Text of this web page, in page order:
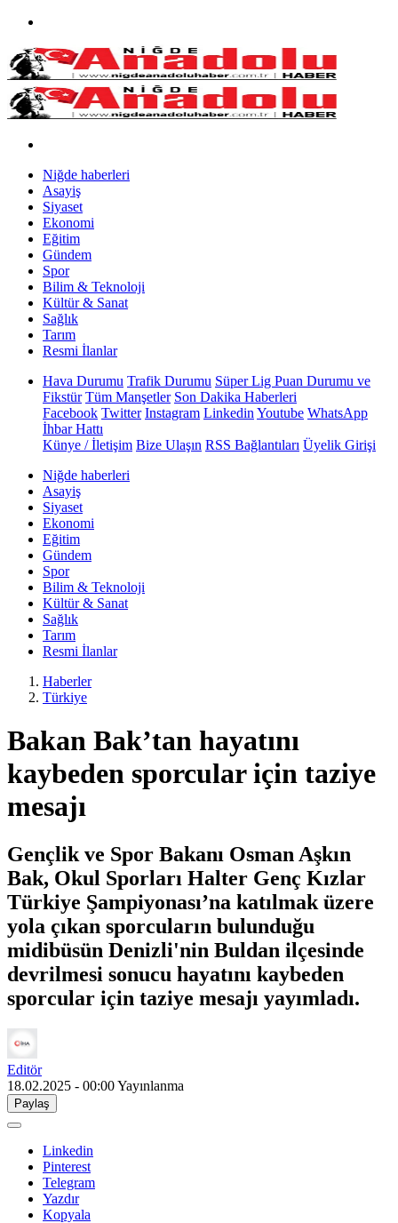
Niğde haberleri
Asayiş
Siyaset
Ekonomi
Eğitim
Gündem
Spor
Bilim & Teknoloji
Kültür & Sanat
Sağlık
Tarım
Resmi İlanlar
Hava Durumu Trafik Durumu Süper Lig Puan Durumu ve
Fikstür Tüm Manşetler Son Dakika Haberleri
Facebook Twitter Instagram Linkedin Youtube WhatsApp
İhbar Hattı
Künye / İletişim Bize Ulaşın RSS Bağlantıları Üyelik Girişi
Niğde haberleri
Asayiş
Siyaset
Ekonomi
Eğitim
Gündem
Spor
Bilim & Teknoloji
Kültür & Sanat
Sağlık
Tarım
Resmi İlanlar
Haberler
Türkiye
Bakan Bak’tan hayatını
kaybeden sporcular için taziye
mesajı
Gençlik ve Spor Bakanı Osman Aşkın
Bak, Okul Sporları Halter Genç Kızlar
Türkiye Şampiyonası’na katılmak üzere
yola çıkan sporcuların bulunduğu
midibüsün Denizli'nin Buldan ilçesinde
devrilmesi sonucu hayatını kaybeden
sporcular için taziye mesajı yayımladı.
Editör
18.02.2025 - 00:00Yayınlanma
Paylaş
Linkedin
Pinterest
Telegram
Yazdır
Kopyala